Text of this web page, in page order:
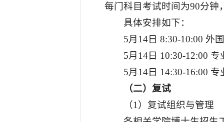
每门科目考试时间为90分钟
具体安排如下：
5月14日 8:30-10:00 外
5月14日 10:30-12:00
5月14日 14:30-16:00 专
（二）复试
（1）复试组织与管理